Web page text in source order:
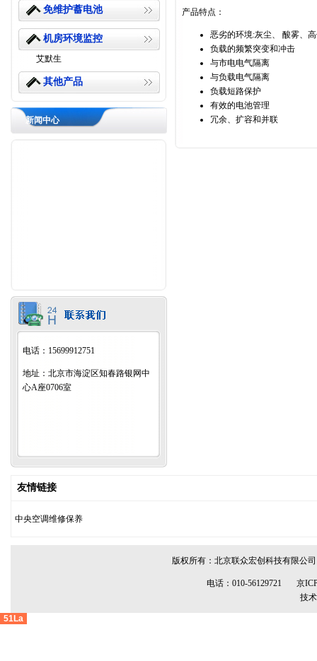
免维护蓄电池
机房环境监控
艾默生
其他产品
新闻中心
电话：15699912751
地址：北京市海淀区知春路银网中
心A座0706室
产品特点：
恶劣的环境:灰尘、 酸雾、
负载的频繁突变和冲击
与市电电气隔离
与负载电气隔离
负载短路保护
有效的电池管理
冗余、扩容和并联
友情链接
中央空调维修保养
版权所有： 北京联众宏创科技有限公司
电话：010-56129721 京
技
51La